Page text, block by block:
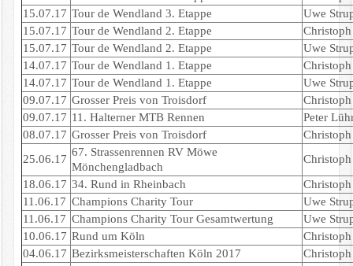
15.07.17 Tour de Wendland 3. Etappe
Uwe
15.07.17 Tour de Wendland 2. Etappe
15.07.17 Tour de Wendland 2. Etappe
Uwe
14.07.17 Tour de Wendland 1. Etappe
14.07.17 Tour de Wendland 1. Etappe
Uwe
09.07.17 Grosser Preis von Troisdorf
09.07.17 11. Halterner MTB Rennen
Peter
08.07.17 Grosser Preis von Troisdorf
25.06.17
67. Strassenrennen RV Möwe
Mönchengladbach
18.06.17 34. Rund in Rheinbach
11.06.17 Champions Charity Tour
Uwe
11.06.17 Champions Charity Tour Gesamtwertung
Uwe
10.06.17 Rund um Köln
04.06.17 Bezirksmeisterschaften Köln 2017